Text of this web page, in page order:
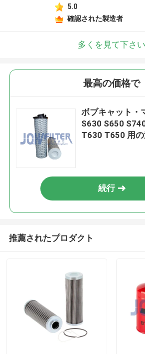
5.0
確認された製造者
多くを見て下さい
最高の価格で
ボブキャット・
S630 S650
T630 T650 用の
続行
推薦されたプロダクト